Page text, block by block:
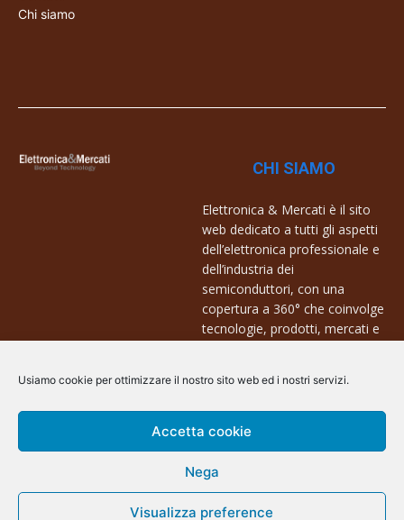
Usiamo cookie per ottimizzare il nostro sito web ed i nostri servizi.
Accetta cookie
Nega
Visualizza preference
Chi siamo
CHI SIAMO
Elettronica & Mercati è il sito
web dedicato a tutti gli aspetti
dell’elettronica professionale e
dell’industria dei
semiconduttori, con una
copertura a 360° che coinvolge
tecnologie, prodotti, mercati e
Contatti:
info@arscommunication.it
@ArsCommunication 2023